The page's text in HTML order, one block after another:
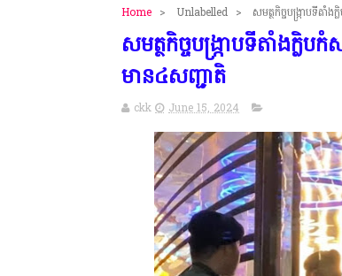
Home > Unlabelled > សមត្ថកិច្ចបង្ក្រាបទីត
សមត្ថកិច្ចបង្ក្រាបទីតាំងក្លិ
មាន៤សញ្ជាតិ
ckk June 15, 2024